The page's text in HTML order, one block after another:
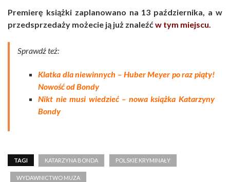
Premierę książki zaplanowano na 13 października, a w
przedsprzedaży możecie ją już znaleźćw tym miejscu.
Sprawdź też:
Klatka dla niewinnych – Huber Meyer po raz piąty!
Nowość od Bondy
Nikt nie musi wiedzieć – nowa książka Katarzyny
Bondy
TAGI KATARZYNA BONDA POLSKIE KRYMINAŁY
WYDAWNICTWO MUZA